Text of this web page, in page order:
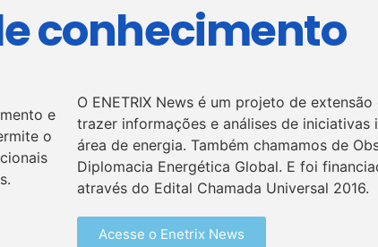
conhecimento
e
o
O ENETRIX News é um projeto de
trazer informações e análises de iniciativas
área de energia. Também chamamos de
Diplomacia Energética Global. E foi
através do Edital Chamada Universal 2016.
Acesse o Enetrix News